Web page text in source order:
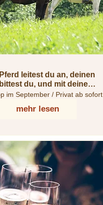
leitest du an, deinen
du, und mit deinem
musst du verhandeln ...
im September / Privat ab sofort
mehr lesen